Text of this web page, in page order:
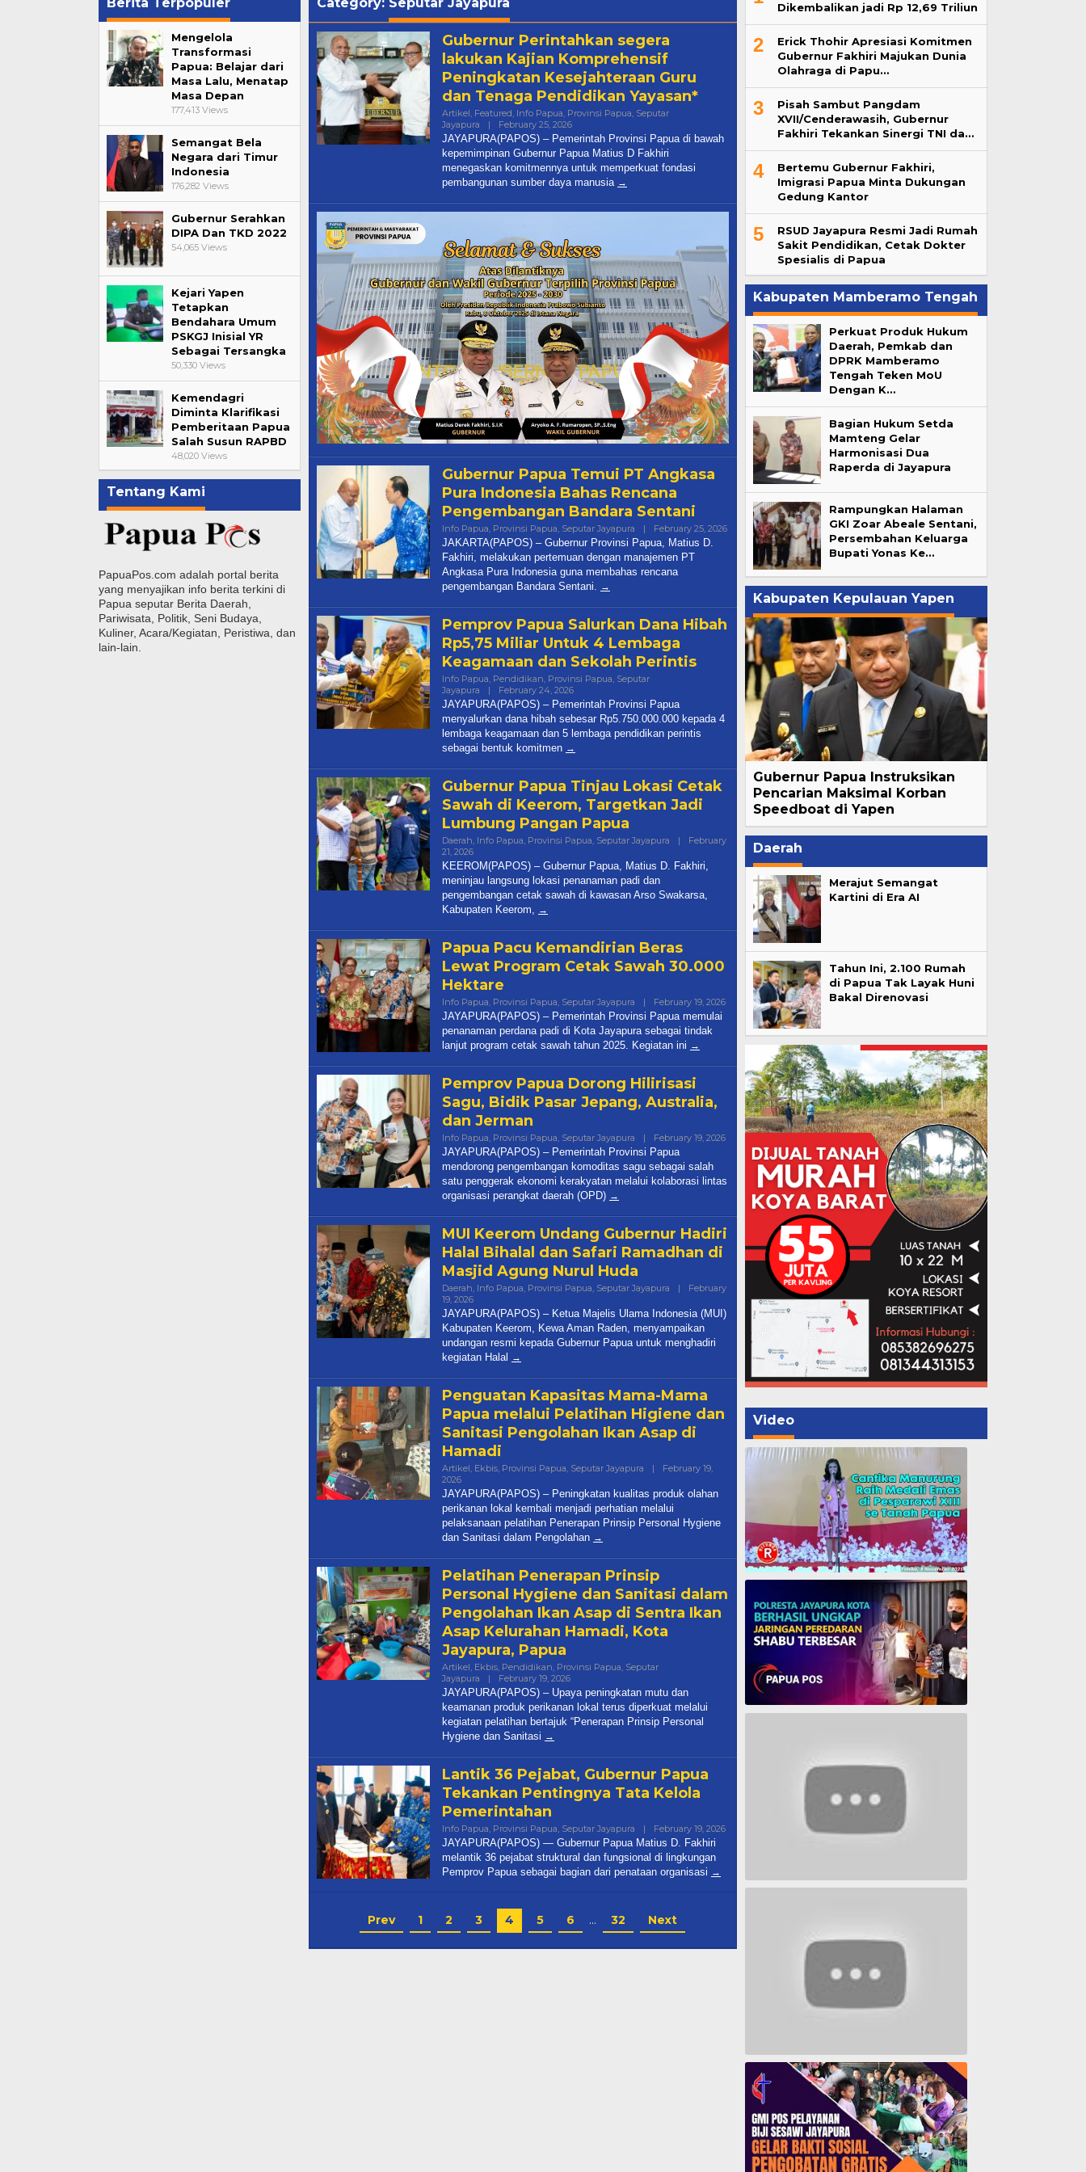
Mengelola
Transformasi
Papua: Belajar dari
Masa Lalu, Menatap
Masa Depan
177,413 Views
Semangat Bela
Negara dari Timur
Indonesia
176,282 Views
Gubernur Serahkan
DIPA Dan TKD 2022
54,065 Views
Kejari Yapen
Tetapkan
Bendahara Umum
PSKGJ Inisial YR
Sebagai Tersangka
50,330 Views
Kemendagri
Diminta Klarifikasi
Pemberitaan Papua
Salah Susun RAPBD
48,020 Views
Tentang Kami
PapuaPos.com adalah portal berita
yang menyajikan info berita terkini di
Papua seputar Berita Daerah,
Pariwisata, Politik, Seni Budaya,
Kuliner, Acara/Kegiatan, Peristiwa, dan
lain-lain.
Gubernur Perintahkan segera
lakukan Kajian Komprehensif
Peningkatan Kesejahteraan Guru
dan Tenaga Pendidikan Yayasan*
Artikel, Featured, Info Papua, Provinsi Papua, Seputar
Jayapura
| February 25, 2026
Papua
JAYAPURA(PAPOS) – Pemerintah Provinsi Papua di bawah
kepemimpinan Gubernur Papua Matius D Fakhiri
menegaskan komitmennya untuk memperkuat fondasi
pembangunan sumber daya manusia
Gubernur Papua Temui PT Angkasa
Pura Indonesia Bahas Rencana
Pengembangan Bandara Sentani
Info Papua, Provinsi Papua, Seputar Jayapura | February 25, 2026
Papua
JAKARTA(PAPOS) – Gubernur Provinsi Papua, Matius D.
Fakhiri, melakukan pertemuan dengan manajemen PT
Angkasa Pura Indonesia guna membahas rencana
pengembangan Bandara Sentani.
Pemprov Papua Salurkan Dana Hibah
Rp5,75 Miliar Untuk 4 Lembaga
Keagamaan dan Sekolah Perintis
Info Papua, Pendidikan, Provinsi Papua, Seputar
Jayapura
| February 24, 2026
Papua
JAYAPURA(PAPOS) – Pemerintah Provinsi Papua
menyalurkan dana hibah sebesar Rp5.750.000.000 kepada 4
lembaga keagamaan dan 5 lembaga pendidikan perintis
sebagai bentuk komitmen
Gubernur Papua Tinjau Lokasi Cetak
Sawah di Keerom, Targetkan Jadi
Lumbung Pangan Papua
Daerah, Info Papua, Provinsi Papua, Seputar Jayapura |
February
21, 2026
Papua
Pos
KEEROM(PAPOS) – Gubernur Papua, Matius D. Fakhiri,
meninjau langsung lokasi penanaman padi dan
pengembangan cetak sawah di kawasan Arso Swakarsa,
Kabupaten Keerom,
Papua Pacu Kemandirian Beras
Lewat Program Cetak Sawah 30.000
Hektare
Info Papua, Provinsi Papua, Seputar Jayapura | February 19, 2026
JAYAPURA(PAPOS) – Pemerintah Provinsi Papua memulai
penanaman perdana padi di Kota Jayapura sebagai tindak
lanjut program cetak sawah tahun 2025. Kegiatan ini
Pemprov Papua Dorong Hilirisasi
Sagu, Bidik Pasar Jepang, Australia,
dan Jerman
Info Papua, Provinsi Papua, Seputar Jayapura | February 19, 2026
Papua
JAYAPURA(PAPOS) – Pemerintah Provinsi Papua
mendorong pengembangan komoditas sagu sebagai salah
satu penggerak ekonomi kerakyatan melalui kolaborasi lintas
organisasi perangkat daerah (OPD)
MUI Keerom Undang Gubernur Hadiri
Halal Bihalal dan Safari Ramadhan di
Masjid Agung Nurul Huda
Daerah, Info Papua, Provinsi Papua, Seputar Jayapura |
February
19, 2026
Papua
Pos
JAYAPURA(PAPOS) – Ketua Majelis Ulama Indonesia (MUI)
Kabupaten Keerom, Kewa Aman Raden, menyampaikan
undangan resmi kepada Gubernur Papua untuk menghadiri
kegiatan Halal
Penguatan Kapasitas Mama-Mama
Papua melalui Pelatihan Higiene dan
Sanitasi Pengolahan Ikan Asap di
Hamadi
Artikel, Ekbis, Provinsi Papua, Seputar Jayapura |
February 19,
2026
Papua
JAYAPURA(PAPOS) – Peningkatan kualitas produk olahan
perikanan lokal kembali menjadi perhatian melalui
pelaksanaan pelatihan Penerapan Prinsip Personal Hygiene
dan Sanitasi dalam Pengolahan
Pelatihan Penerapan Prinsip
Personal Hygiene dan Sanitasi dalam
Pengolahan Ikan Asap di Sentra Ikan
Asap Kelurahan Hamadi, Kota
Jayapura, Papua
Artikel, Ekbis, Pendidikan, Provinsi Papua, Seputar
Jayapura
| February 19, 2026
Papua
Pos
JAYAPURA(PAPOS) – Upaya peningkatan mutu dan
keamanan produk perikanan lokal terus diperkuat melalui
kegiatan pelatihan bertajuk “Penerapan Prinsip Personal
Hygiene dan Sanitasi
Lantik 36 Pejabat, Gubernur Papua
Tekankan Pentingnya Tata Kelola
Pemerintahan
Info Papua, Provinsi Papua, Seputar Jayapura | February 19, 2026
JAYAPURA(PAPOS) — Gubernur Papua Matius D. Fakhiri
melantik 36 pejabat struktural dan fungsional di lingkungan
Pemprov Papua sebagai bagian dari penataan organisasi
Prev 1 2 3 4 5 6 … 32 Next
Dikembalikan jadi Rp 12,69 Triliun
2
Erick Thohir Apresiasi Komitmen
Gubernur Fakhiri Majukan Dunia
Olahraga di Papu…
3
Pisah Sambut Pangdam
XVII/Cenderawasih, Gubernur
Fakhiri Tekankan Sinergi TNI da…
4
Bertemu Gubernur Fakhiri,
Imigrasi Papua Minta Dukungan
Gedung Kantor
5
RSUD Jayapura Resmi Jadi Rumah
Sakit Pendidikan, Cetak Dokter
Spesialis di Papua
Kabupaten Mamberamo Tengah
Perkuat Produk Hukum
Daerah, Pemkab dan
DPRK Mamberamo
Tengah Teken MoU
Dengan K…
Bagian Hukum Setda
Mamteng Gelar
Harmonisasi Dua
Raperda di Jayapura
Rampungkan Halaman
GKI Zoar Abeale Sentani,
Persembahan Keluarga
Bupati Yonas Ke…
Kabupaten Kepulauan Yapen
Gubernur Papua Instruksikan
Pencarian Maksimal Korban
Speedboat di Yapen
Daerah
Merajut Semangat
Kartini di Era AI
Tahun Ini, 2.100 Rumah
di Papua Tak Layak Huni
Bakal Direnovasi
Video
Cantika Manurung Raih Medali Emas di Pesparawi XIII se Tanah Papua
Polresta Jayapura Berhasil ungkap jaringan peredaran shabu terbesar
Lagu Timur yang Paling 2022
Lagu Rohani Tanpa Iklan - Lagu Pujian dan Penyembahan Paskah 2022